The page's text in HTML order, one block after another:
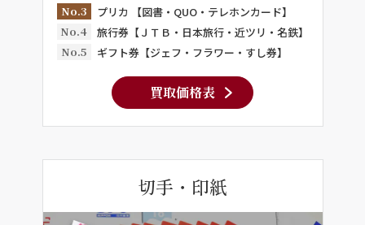
No.3
プリカ 【図書・QUO・テレホンカード】
No.4
旅行券【ＪＴＢ・日本旅行・近ツリ・名鉄】
No.5
ギフト券【ジェフ・フラワー・すし券】
買取価格表
切手・印紙